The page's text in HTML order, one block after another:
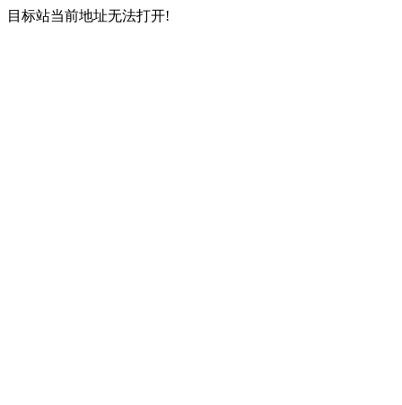
目标站当前地址无法打开!